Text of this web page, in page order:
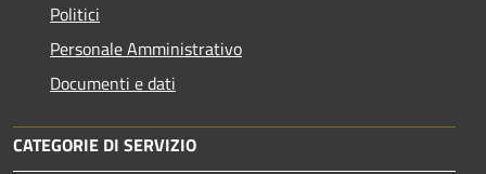
Politici
Personale Amministrativo
Documenti e dati
CATEGORIE DI SERVIZIO